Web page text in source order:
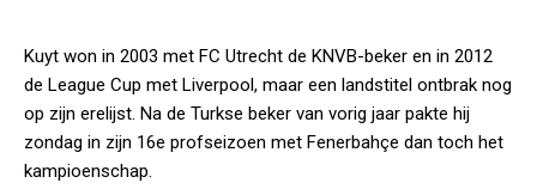
Kuyt won in 2003 met FC Utrecht de KNVB-beker en in 2012
de League Cup met Liverpool, maar een landstitel ontbrak nog
op zijn erelijst. Na de Turkse beker van vorig jaar pakte hij
zondag in zijn 16e profseizoen met Fenerbahçe dan toch het
kampioenschap.